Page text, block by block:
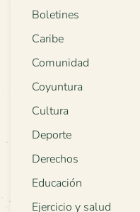
Boletines
Caribe
Comunidad
Coyuntura
Cultura
Deporte
Derechos
Educación
Ejercicio y salud